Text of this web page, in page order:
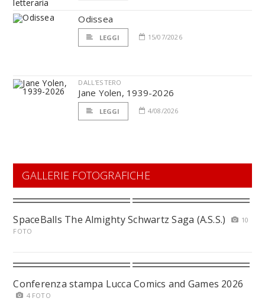
Odissea
LEGGI 15/07/2026
DALL'ESTERO
Jane Yolen, 1939-2026
LEGGI 4/08/2026
GALLERIE FOTOGRAFICHE
SpaceBalls The Almighty Schwartz Saga (A.S.S.)
10
FOTO
Conferenza stampa Lucca Comics and Games 2026
4 FOTO